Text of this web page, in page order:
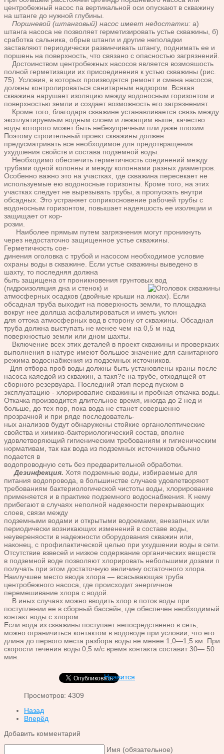
центробежный насос па вертикальной оси опускают в скважину
на штанге до нужной глубины.
Поршневой (штанговый) насос имеет недостатки: а)
штанга насоса не позволяет герметизировать устье скважины, б)
сработка сальника, обрыв штанги и другие неполадки
заставляют периодически развинчивать штангу, поднимать ее и
поршень на поверхность, что связано с опасностью загрязнений.
Достоинством центробежных насосов является возмояшость
полной герметизации их присоединения к устью скважины (рис.
75). Условия, в которых производятся ремонт и смена насосов,
должны контролироваться санитарным надзором. Всякая
скважина нарушает изоляцию между водоносным горизонтом и
поверхностью земли и создает возможность его загрязненият.
Кроме того, благодаря скважине устанавливается связь между
эксплуатируемым водным слоем и лежащим выше, качество
воды которого может быть небезупречным пли даже плохим.
Поэтому строительный проект скважины должен
предусматривать все необходимое для предотвращения
ухудшения свойств и состава подземной воды.
Необходимо обеспечить герметичность соединений между
трубами одной колонны и между колоннами разных диаметров.
Особенно важно это на участках, где скважина пересекает не
используемые ею водоносные горизонты. Кроме того, на этих
участках следует не вырезывать трубы, а пропускать внутри
обсадных. Это устраняет соприкосновение рабочей трубы с
водоносным горизонтом, повышает надеяшость ее изоляции и
защищает от кор-
розии.
Наиболее прямым путем загрязнения могут проникнуть
через недостаточно защищенное устье скважины.
Герметичность сое-
динения оголовка с трубой и насосом необходимое условие
охраны воды в скважине. Если устье скважины выведено в
шахту, то последняя должна
быть защищена от проникновения грунтовых вод
(гидроизоляция дна и стенок) и
атмосферных осадков (двойные крыши на люках). Если
обсадная труба выходит на поверхность земли, то площадка
вокруг нее доллша асфальтироваться и иметь уклон
для оттока атмосферных вод в сторону от скважины. Обсадная
труба должна выступать не менее чем на 0,5 м над
поверхностью земли или дном шахты.
Включение всех этих деталей в проект скважины и проверкаих
выполнения в натуре имеют большое значение для санитарного
режима водоснабжения из подземных источников.
Для отбора проб воды должны быть установлены краны после
насоса каяедой из скважин, а такя?е на трубе, отходящей от
сборного резервуара. Последний этап перед пуском в
эксплуатацию - хлорировапие скважины и пробная откачка воды.
Откачка производится длительное время, иногда до 2 нед и
больше, до тех пор, пока вода не станет совершенно
прозрачной и при ряде последователь-
ных анализов будут обнаружены стойкие органолептические
свойства и химико-бактериологический состав, вполне
удовлетворяющий гигиеническим требованиям и гигиеническим
нормативам, так как вода из подземных источников обычно
подается в
водопроводную сеть без предварительной обработки.
Дезинфекция. Хотя подземные воды, избираемые для
питания водопровода, в большинстве случаев удовлетворяют
требованиям бактериологической чистоты воды, хлорирование
применяется и в практике подземного водоснабжения. К нему
прибегают в случаях неполной надежности перекрывающих
слоев, связи между
подземными водами и открытыми водоемами, внезапных или
периодически возникающих изменений в составе воды,
неувереняости в надежности оборудования скважин или,
наконец, с профилактической целью при ухудшении воды в сети.
Отсутствие взвесей и низкое содержание органических веществ
в подземной воде позволяют хлорировать небольшими дозами п
получать при этом достаточную величину остаточного хлора.
Наилучшее место ввода хлора — всасывающая труба
центробежного насоса, где происходит энергичное
перемешивание хлора с водой.
В иных случаях можно вводить хлор в поток воды при
поступлении ее в сборный бассейн, где обеспечен необходимый
контакт воды с хлором.
Если вода из скважины поступает непосредственно в сеть,
можно ограничиться контактом в водоводе при условии, что его
длина до первого места разбора воды не менее 1,0—1,5 км. При
скорости течения воды 0,5 м/с время контакта составит 30— 50
мин.
Нравится
Просмотров: 4309
Назад
Вперёд
Добавить комментарий
Имя (обязательное)